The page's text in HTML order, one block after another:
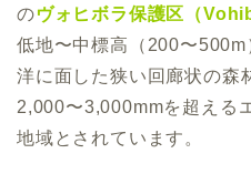
のヴォヒボラ保護区（
低地〜中標高（200〜
洋に面した狭い回廊状の森
2,000〜3,000mmを超える
地域とされています。